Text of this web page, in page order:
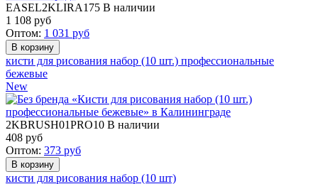
EASEL2KLIRA175 В наличии
1 108 руб
Оптом: 1 031 руб
кисти для рисования набор (10 шт.) профессиональные
бежевые
New
2KBRUSH01PRO10 В наличии
408 руб
Оптом: 373 руб
кисти для рисования набор (10 шт)